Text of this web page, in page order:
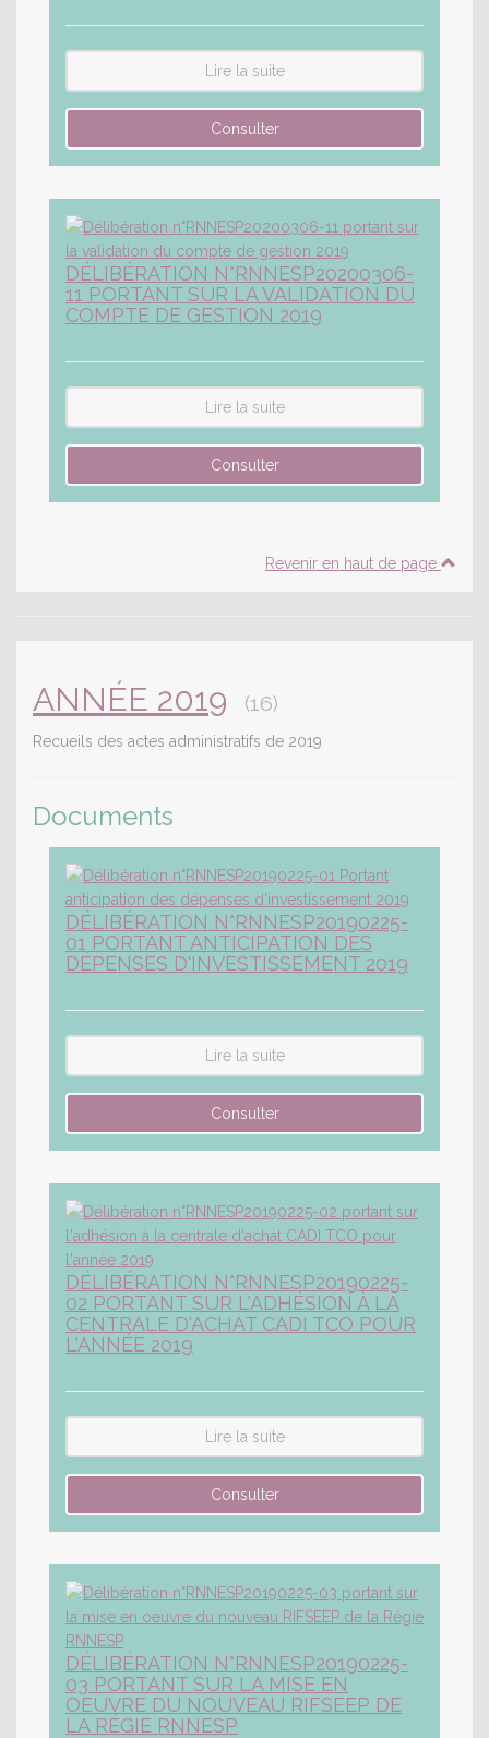
Lire la suite
DÉLIBÉRATION N°RNNESP20200306-
11 PORTANT SUR LA VALIDATION DU
COMPTE DE GESTION 2019
Lire la suite
Revenir en haut de page
ANNÉE 2019 (16)
Recueils des actes administratifs de 2019
Documents
DÉLIBÉRATION N°RNNESP20190225-
01 PORTANT ANTICIPATION DES
DÉPENSES D'INVESTISSEMENT 2019
Lire la suite
DÉLIBÉRATION N°RNNESP20190225-
02 PORTANT SUR L'ADHÉSION À LA
CENTRALE D'ACHAT CADI TCO POUR
L'ANNÉE 2019
Lire la suite
DÉLIBÉRATION N°RNNESP20190225-
03 PORTANT SUR LA MISE EN
OEUVRE DU NOUVEAU RIFSEEP DE
LA RÉGIE RNNESP